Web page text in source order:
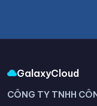
GalaxyCloud
CÔNG TY TNHH